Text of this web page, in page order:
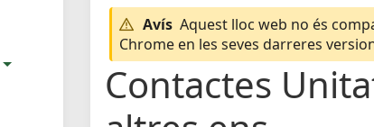
Avís Aquest lloc web no és
Chrome en les seves darreres
Contactes